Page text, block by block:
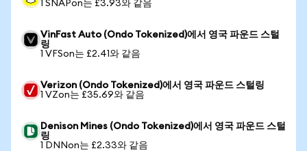
1 SNAPon는 £3.93와 같음
VinFast Auto (Ondo Tokenized)에서 영국 파운드 스털
링
1 VFSon는 £2.41와 같음
Verizon (Ondo Tokenized)에서 영국 파운드 스털링
1 VZon는 £35.69와 같음
Denison Mines (Ondo Tokenized)에서 영국 파운드 스털
링
1 DNNon는 £2.33와 같음